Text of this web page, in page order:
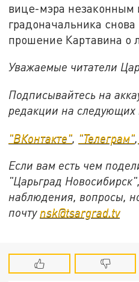
вице-мэра незаконным
градоначальника
прошение Картавина о
Уважаемые читатели
Подписывайтесь на
редакции на следующих
"ВКонтакте" "Телеграм"
Если вам есть чем
"Царьград
наблюдения, вопросы,
почту nsk@tsargrad.tv